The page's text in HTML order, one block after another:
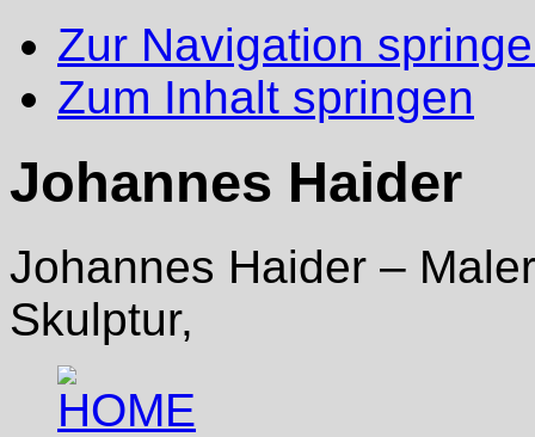
Zur Navigation
Zum Inhalt springen
Johannes Haider
Johannes Haider –
Skulptur,